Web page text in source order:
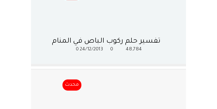
تفسير حلم ركوب الباص في المنام
48,784
24/12/2013
0
محدث